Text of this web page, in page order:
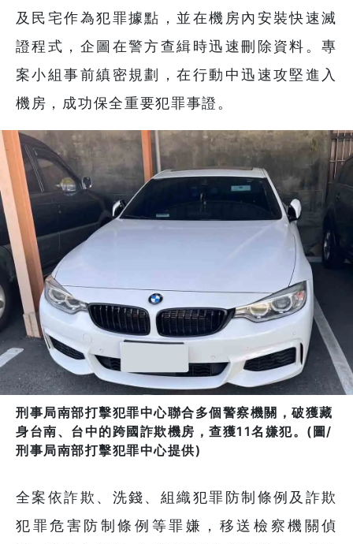
及民宅作為犯罪據點，並在機房內安裝快速滅
證程式，企圖在警方查緝時迅速刪除資料。專
案小組事前縝密規劃，在行動中迅速攻堅進入
機房，成功保全重要犯罪事證。
刑事局南部打擊犯罪中心聯合多個警察機關，破獲藏
身台南、台中的跨國詐欺機房，查獲11名嫌犯。(圖/
刑事局南部打擊犯罪中心提供)
全案依詐欺、洗錢、組織犯罪防制條例及詐欺
犯罪危害防制條例等罪嫌，移送檢察機關偵